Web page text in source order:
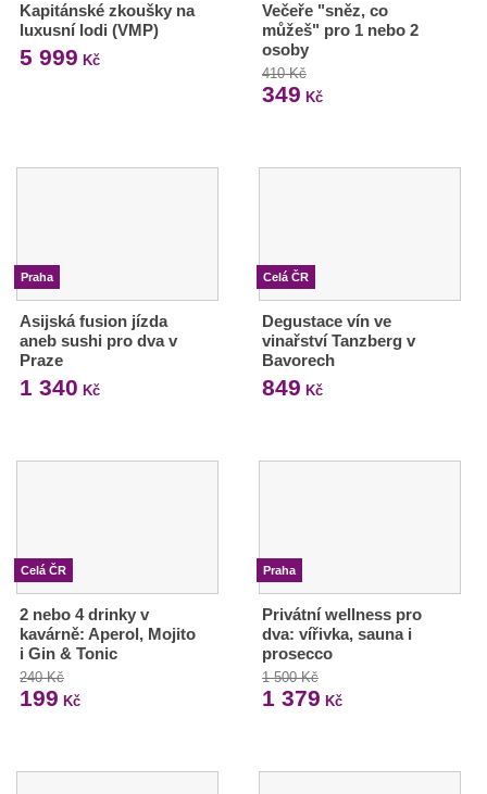
Kapitánské zkoušky na
luxusní lodi (VMP)
5 999 Kč
Večeře "sněz, co
můžeš" pro 1 nebo 2
osoby
410 Kč
349 Kč
Praha
Asijská fusion jízda
aneb sushi pro dva v
Praze
1 340 Kč
Celá ČR
Degustace vín ve
vinařství Tanzberg v
Bavorech
849 Kč
Celá ČR
2 nebo 4 drinky v
kavárně: Aperol, Mojito
i Gin & Tonic
240 Kč
199 Kč
Praha
Privátní wellness pro
dva: vířivka, sauna i
prosecco
1 500 Kč
1 379 Kč